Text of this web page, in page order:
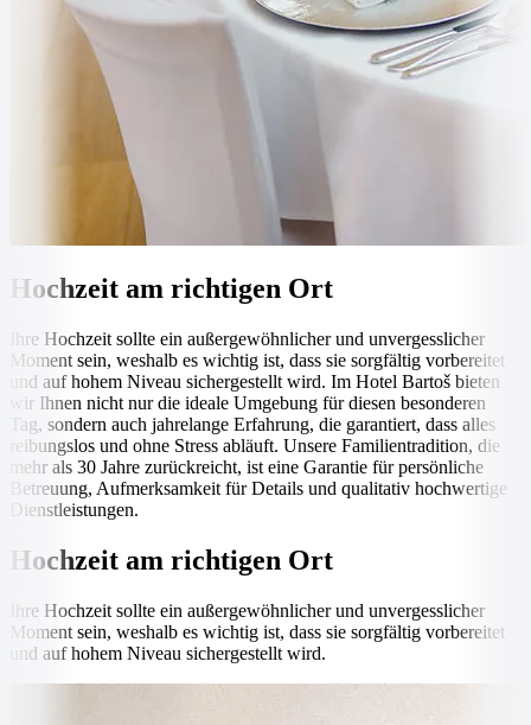
Hochzeit am richtigen Ort
Ihre Hochzeit sollte ein außergewöhnlicher und unvergesslicher
Moment sein, weshalb es wichtig ist, dass sie sorgfältig vorbereitet
und auf hohem Niveau sichergestellt wird. Im Hotel Bartoš bieten
wir Ihnen nicht nur die ideale Umgebung für diesen besonderen
Tag, sondern auch jahrelange Erfahrung, die garantiert, dass alles
reibungslos und ohne Stress abläuft. Unsere Familientradition, die
mehr als 30 Jahre zurückreicht, ist eine Garantie für persönliche
Betreuung, Aufmerksamkeit für Details und qualitativ hochwertige
Dienstleistungen.
Hochzeit am richtigen Ort
Ihre Hochzeit sollte ein außergewöhnlicher und unvergesslicher
Moment sein, weshalb es wichtig ist, dass sie sorgfältig vorbereitet
und auf hohem Niveau sichergestellt wird.